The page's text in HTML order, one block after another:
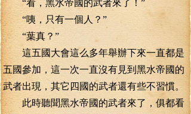
“看，黑水帝國的武者來了！”
“咦，只有一個人？”
“葉真？”
這五國大會這么多年舉辦下來一直都是
五國參加，這一次一直沒有見到黑水帝國的
武者出現，其它四國的武者還有些不習慣。
此時聽聞黑水帝國的武者來了，俱都看